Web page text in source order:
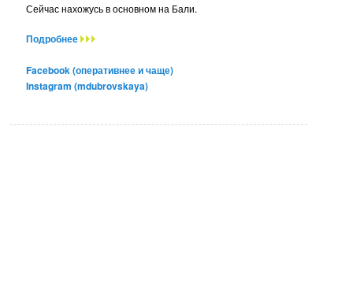
Сейчас нахожусь в основном на Бали.
Подробнее
Facebook (оперативнее и чаще)
Instagram (mdubrovskaya)